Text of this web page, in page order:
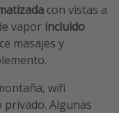
con vistas a
vapor incluido
masajes y
wifi
privado. Algunas